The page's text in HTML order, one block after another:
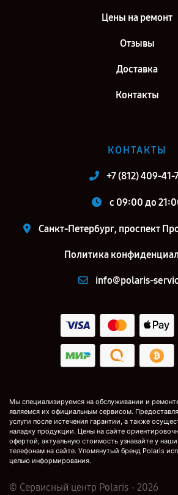
Цены на ремонт
Отзывы
Доставка
Контакты
КОНТАКТЫ
+7 (812) 409-41-
c 09:00 до
Санкт-Петербург, проспект
Политика
info@polaris-
Мы специализируемся на обслуживании и
являемся их официальным сервисом.
услуги после истечения гарантии, а также
наладку продукции. Цены на сайте
офертой, актуальную стоимость узнавайте у
телефонам на сайте. Упомянутый бренд Polaris
целью информирования.
© Сервисный центр Polaris - 2026